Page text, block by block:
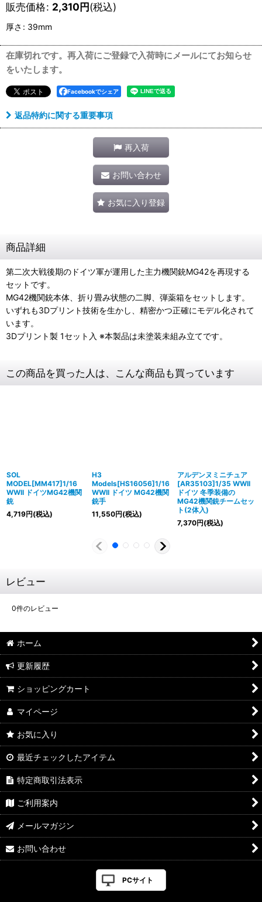
販売価格: 2,310円(税込)
厚さ : 39mm
在庫切れです。再入荷にご登録で入荷時にメールにてお知らせ
をいたします。
Facebookでシェア
返品特約に関する重要事項
再入荷
お問い合わせ
お気に入り登録
商品詳細
第二次大戦後期のドイツ軍が運用した主力機関銃MG42を再現する
セットです。
MG42機関銃本体、折り畳み状態の二脚、弾薬箱をセットします。
いずれも3Dプリント技術を生かし、精密かつ正確にモデル化されて
います。
3Dプリント製 1セット入 ※本製品は未塗装未組み立てです。
この商品を買った人は、こんな商品も買っています
SOL
MODEL[MM417]1/16
WWII ドイツMG42機関
銃
4,719円(税込)
H3
Models[HS16056]1/16
WWII ドイツ MG42機関
銃手
11,550円(税込)
アルデンヌミニチュア
[AR35103]1/35 WWII
ドイツ 冬季装備の
MG42機関銃チームセッ
ト(2体入)
7,370円(税込)
レビュー
0件のレビュー
ホーム
更新履歴
ショッピングカート
マイページ
お気に入り
最近チェックしたアイテム
特定商取引法表示
ご利用案内
メールマガジン
お問い合わせ
PCサイト